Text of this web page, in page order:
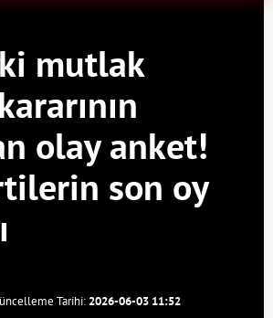
mutlak
olay anket!
son oy
Tarihi:2026-06-03 11:52